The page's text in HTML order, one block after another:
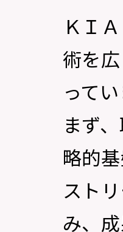
ＫＩ
術を
ってい
まず
略的
スト
み、